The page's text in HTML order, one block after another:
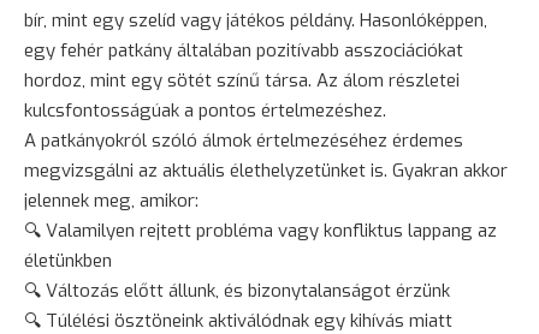
bír, mint egy szelíd vagy játékos példány. Hasonlóképpen,
egy fehér patkány általában pozitívabb asszociációkat
hordoz, mint egy sötét színű társa. Az álom részletei
kulcsfontosságúak a pontos értelmezéshez.
A patkányokról szóló álmok értelmezéséhez érdemes
megvizsgálni az aktuális élethelyzetünket is. Gyakran akkor
jelennek meg, amikor:
🔍 Valamilyen rejtett probléma vagy konfliktus lappang az
életünkben
🔍 Változás előtt állunk, és bizonytalanságot érzünk
🔍 Túlélési ösztöneink aktiválódnak egy kihívás miatt